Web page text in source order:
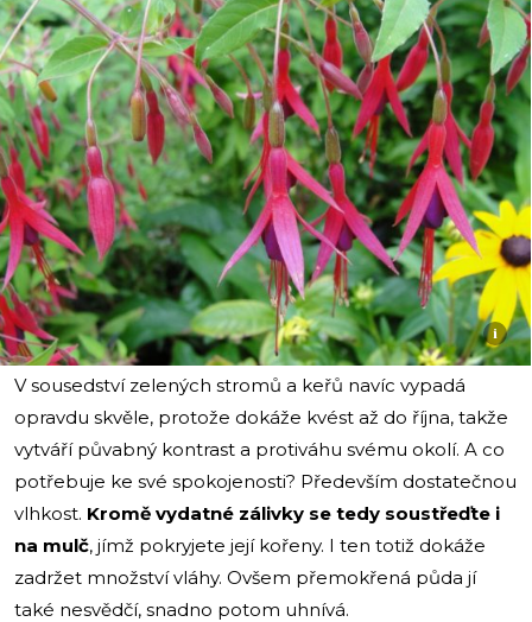
i
V sousedství zelených stromů a keřů navíc vypadá
opravdu skvěle, protože dokáže kvést až do října, takže
vytváří půvabný kontrast a protiváhu svému okolí. A co
potřebuje ke své spokojenosti? Především dostatečnou
vlhkost. Kromě vydatné zálivky se tedy soustřeďte i
na mulč, jímž pokryjete její kořeny. I ten totiž dokáže
zadržet množství vláhy. Ovšem přemokřená půda jí
také nesvědčí, snadno potom uhnívá.